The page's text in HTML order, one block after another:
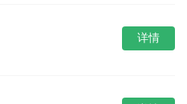
详情